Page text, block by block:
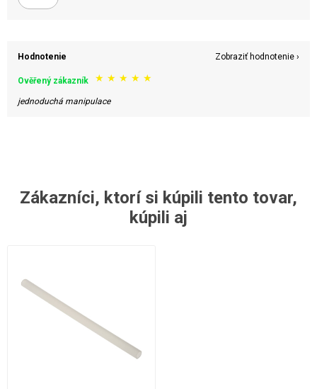
Hodnotenie Zobraziť hodnotenie ›
Ověřený zákazník ★ ★ ★ ★ ★
jednoduchá manipulace
Zákazníci, ktorí si kúpili tento tovar,
kúpili aj